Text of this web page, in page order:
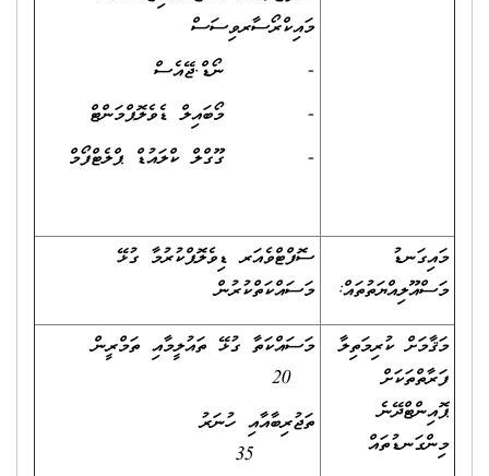
މައިކްރޯސާރވިސަސް
- ނޯޑް.ޖޭއެސް
- މޯބައިލް ޑެވެލޮޕްމަންޓް
- ގޫގްލް ކްލައުޑް ޕްލެޓްފޯމް
މައިގަނޑު
މަސްއޫލިއްޔަތުތައް:
ސޮފްޓްވެއަރ ޑިވެލޮޕްކުރުމާ ގުޅޭ
މަސައްކަތްކުރުން
މަޤާމަށް ކުރިމަތިލާ
ފަރާތްތަކަށް
ޕޮއިންޓްދޭނެ
މިންގަނޑުތައް
މަސައްކަތާ ގުޅޭ ތައުލީމާއި ތަމްރީން
20
ތަޖުރިބާއާއި ހުނަރު